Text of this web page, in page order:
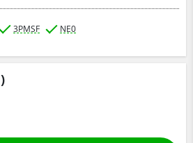
3PMSF NE0